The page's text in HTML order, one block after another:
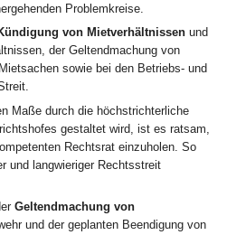
Problemkreise.
von Mietverhältnissen und
der Geltendmachung von
sowie bei den Betriebs- und
Maße durch die höchstrichterliche
gestaltet wird, ist es ratsam,
Rechtsrat einzuholen. So
und langwieriger Rechtsstreit
Geltendmachung von
und der geplanten Beendigung von